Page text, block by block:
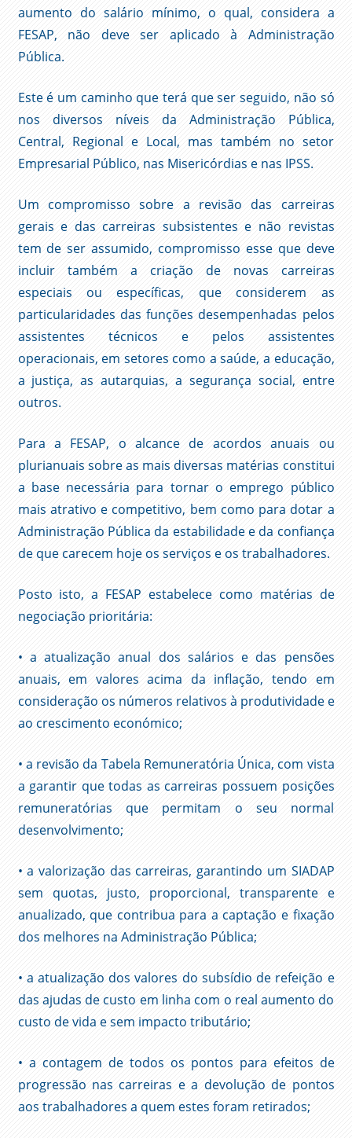
aumento do salário mínimo, o qual, considera a
FESAP, não deve ser aplicado à Administração
Pública.
Este é um caminho que terá que ser seguido, não só
nos diversos níveis da Administração Pública,
Central, Regional e Local, mas também no setor
Empresarial Público, nas Misericórdias e nas IPSS.
Um compromisso sobre a revisão das carreiras
gerais e das carreiras subsistentes e não revistas
tem de ser assumido, compromisso esse que deve
incluir também a criação de novas carreiras
especiais ou específicas, que considerem as
particularidades das funções desempenhadas pelos
assistentes técnicos e pelos assistentes
operacionais, em setores como a saúde, a educação,
a justiça, as autarquias, a segurança social, entre
outros.
Para a FESAP, o alcance de acordos anuais ou
plurianuais sobre as mais diversas matérias constitui
a base necessária para tornar o emprego público
mais atrativo e competitivo, bem como para dotar a
Administração Pública da estabilidade e da confiança
de que carecem hoje os serviços e os trabalhadores.
Posto isto, a FESAP estabelece como matérias de
negociação prioritária:
• a atualização anual dos salários e das pensões
anuais, em valores acima da inflação, tendo em
consideração os números relativos à produtividade e
ao crescimento económico;
• a revisão da Tabela Remuneratória Única, com vista
a garantir que todas as carreiras possuem posições
remuneratórias que permitam o seu normal
desenvolvimento;
• a valorização das carreiras, garantindo um SIADAP
sem quotas, justo, proporcional, transparente e
anualizado, que contribua para a captação e fixação
dos melhores na Administração Pública;
• a atualização dos valores do subsídio de refeição e
das ajudas de custo em linha com o real aumento do
custo de vida e sem impacto tributário;
• a contagem de todos os pontos para efeitos de
progressão nas carreiras e a devolução de pontos
aos trabalhadores a quem estes foram retirados;